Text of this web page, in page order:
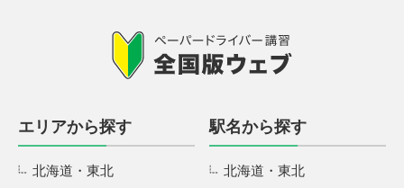
エリアから探す
北海道・東北
駅名から探す
北海道・東北